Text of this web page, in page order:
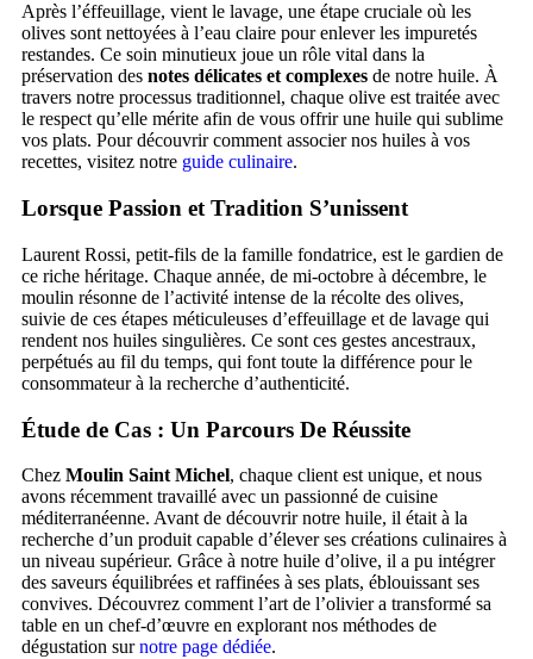
Après l’éffeuillage, vient le lavage, une étape cruciale où les
olives sont nettoyées à l’eau claire pour enlever les impuretés
restandes. Ce soin minutieux joue un rôle vital dans la
préservation des notes délicates et complexes de notre huile. À
travers notre processus traditionnel, chaque olive est traitée avec
le respect qu’elle mérite afin de vous offrir une huile qui sublime
vos plats. Pour découvrir comment associer nos huiles à vos
recettes, visitez notre guide culinaire.
Lorsque Passion et Tradition S’unissent
Laurent Rossi, petit-fils de la famille fondatrice, est le gardien de
ce riche héritage. Chaque année, de mi-octobre à décembre, le
moulin résonne de l’activité intense de la récolte des olives,
suivie de ces étapes méticuleuses d’effeuillage et de lavage qui
rendent nos huiles singulières. Ce sont ces gestes ancestraux,
perpétués au fil du temps, qui font toute la différence pour le
consommateur à la recherche d’authenticité.
Étude de Cas : Un Parcours De Réussite
Chez Moulin Saint Michel, chaque client est unique, et nous
avons récemment travaillé avec un passionné de cuisine
méditerranéenne. Avant de découvrir notre huile, il était à la
recherche d’un produit capable d’élever ses créations culinaires à
un niveau supérieur. Grâce à notre huile d’olive, il a pu intégrer
des saveurs équilibrées et raffinées à ses plats, éblouissant ses
convives. Découvrez comment l’art de l’olivier a transformé sa
table en un chef-d’œuvre en explorant nos méthodes de
dégustation surnotre page dédiée.